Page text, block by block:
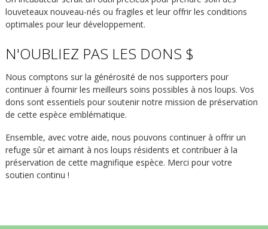
louveteaux nouveau-nés ou fragiles et leur offrir les conditions
optimales pour leur développement.
N'OUBLIEZ PAS LES DONS $
Nous comptons sur la générosité de nos supporters pour
continuer à fournir les meilleurs soins possibles à nos loups. Vos
dons sont essentiels pour soutenir notre mission de préservation
de cette espèce emblématique.
Ensemble, avec votre aide, nous pouvons continuer à offrir un
refuge sûr et aimant à nos loups résidents et contribuer à la
préservation de cette magnifique espèce. Merci pour votre
soutien continu !